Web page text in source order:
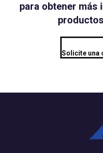
para obtener más
Solicite una